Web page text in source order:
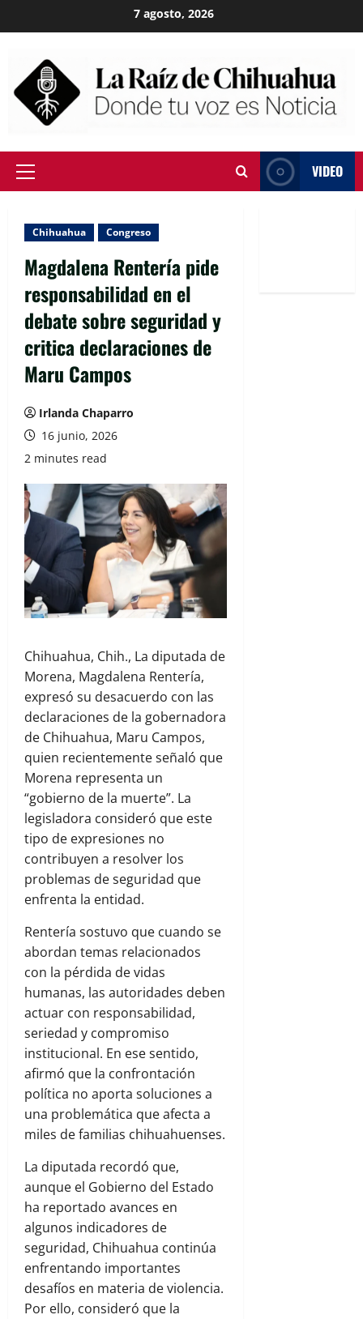
to
7 agosto, 2026
Primary
VIDEO
Chihuahua Congreso
Magdalena Rentería pide
responsabilidad en el
debate sobre seguridad y
critica declaraciones de
Maru Campos
Irlanda Chaparro
16 junio, 2026
2 minutes read
Chihuahua, Chih., La diputada de
Morena, Magdalena Rentería,
expresó su desacuerdo con las
declaraciones de la gobernadora
de Chihuahua, Maru Campos,
quien recientemente señaló que
Morena representa un
“gobierno de la muerte”. La
legisladora consideró que este
tipo de expresiones no
contribuyen a resolver los
problemas de seguridad que
enfrenta la entidad.
Rentería sostuvo que cuando se
abordan temas relacionados
con la pérdida de vidas
humanas, las autoridades deben
actuar con responsabilidad,
seriedad y compromiso
institucional. En ese sentido,
afirmó que la confrontación
política no aporta soluciones a
una problemática que afecta a
miles de familias chihuahuenses.
La diputada recordó que,
aunque el Gobierno del Estado
ha reportado avances en
algunos indicadores de
seguridad, Chihuahua continúa
enfrentando importantes
desafíos en materia de violencia.
Por ello, consideró que la